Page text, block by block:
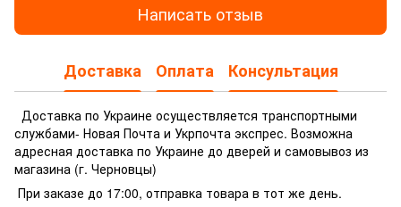
Написать отзыв
Доставка Оплата Консультация
Доставка по Украине осуществляется транспортными
службами- Новая Почта и Укрпочта экспрес. Возможна
адресная доставка по Украине до дверей и самовывоз из
магазина (г. Черновцы)
При заказе до 17:00, отправка товара в тот же день.